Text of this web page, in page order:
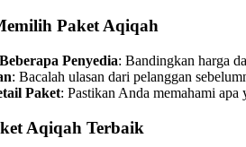
Paket Aqiqah
Penyedia: Bandingkan harga
: Bacalah ulasan dari pelanggan
Paket: Pastikan Anda memahami
Aqiqah Terbaik